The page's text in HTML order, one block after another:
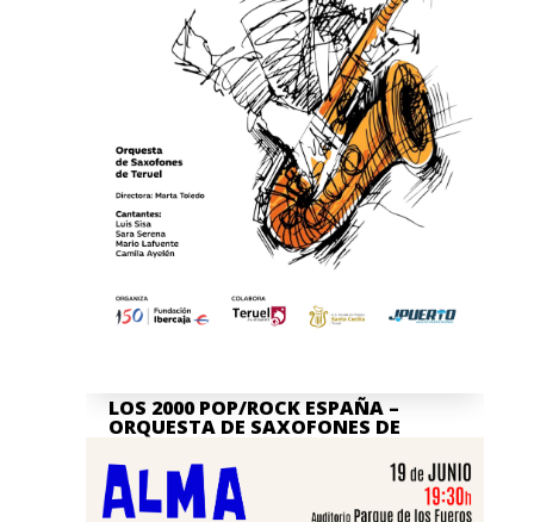
LOS 2000 POP/ROCK ESPAÑA –
ORQUESTA DE SAXOFONES DE
TERUEL
Jul 7, 2026
La actividad en nuestra Asociación